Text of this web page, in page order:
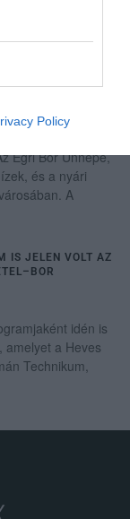
Policy
várja a
Egri Bor Ünnepe,
és a nyári
A
IS JELEN VOLT AZ
idén is
amelyet a Heves
Technikum,